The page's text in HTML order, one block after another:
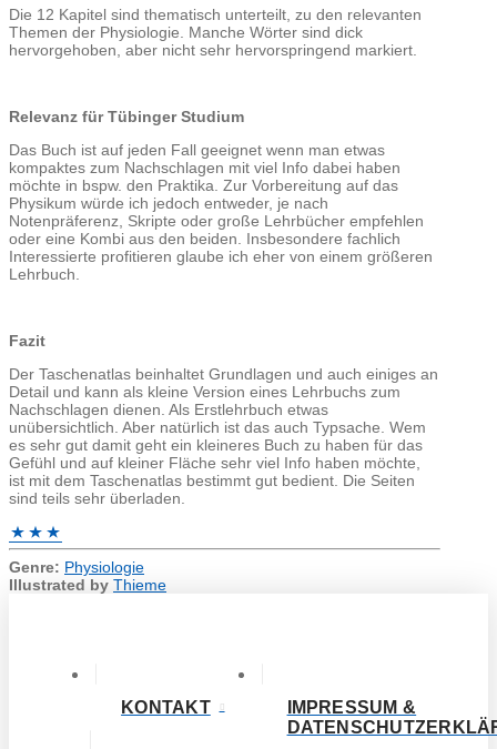
Die 12 Kapitel sind thematisch unterteilt, zu den relevanten
Themen der Physiologie. Manche Wörter sind dick
hervorgehoben, aber nicht sehr hervorspringend markiert.
Relevanz für Tübinger Studium
Das Buch ist auf jeden Fall geeignet wenn man etwas
kompaktes zum Nachschlagen mit viel Info dabei haben
möchte in bspw. den Praktika. Zur Vorbereitung auf das
Physikum würde ich jedoch entweder, je nach
Notenpräferenz, Skripte oder große Lehrbücher empfehlen
oder eine Kombi aus den beiden. Insbesondere fachlich
Interessierte profitieren glaube ich eher von einem größeren
Lehrbuch.
Fazit
Der Taschenatlas beinhaltet Grundlagen und auch einiges an
Detail und kann als kleine Version eines Lehrbuchs zum
Nachschlagen dienen. Als Erstlehrbuch etwas
unübersichtlich. Aber natürlich ist das auch Typsache. Wem
es sehr gut damit geht ein kleineres Buch zu haben für das
Gefühl und auf kleiner Fläche sehr viel Info haben möchte,
ist mit dem Taschenatlas bestimmt gut bedient. Die Seiten
sind teils sehr überladen.
Genre: Physiologie
Illustrated by Thieme
KONTAKT
IMPRESSUM &